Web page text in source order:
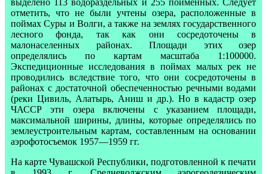
отметить, что не были учтены озера, расположенные в
поймах Суры и Волги, а также на землях государственного
лесного фонда, так как они сосредоточены в
малонаселенных районах. Площади этих озер
определялись по картам масштаба 1:100000.
Экспедиционные исследования в поймах малых рек не
проводились вследствие того, что они сосредоточены в
районах с достаточной обеспеченностью речными водами
(реки Цивиль, Алатырь, Аниш и др.). Но в кадастр озер
ЧАССР эти озера включены с указанием площади,
максимальной ширины, длины, которые определялись по
землеустроительным картам, составленным на основании
аэрофотосъемок 1957—1959 гг.
На карте Чувашской Республики, подготовленной к печати